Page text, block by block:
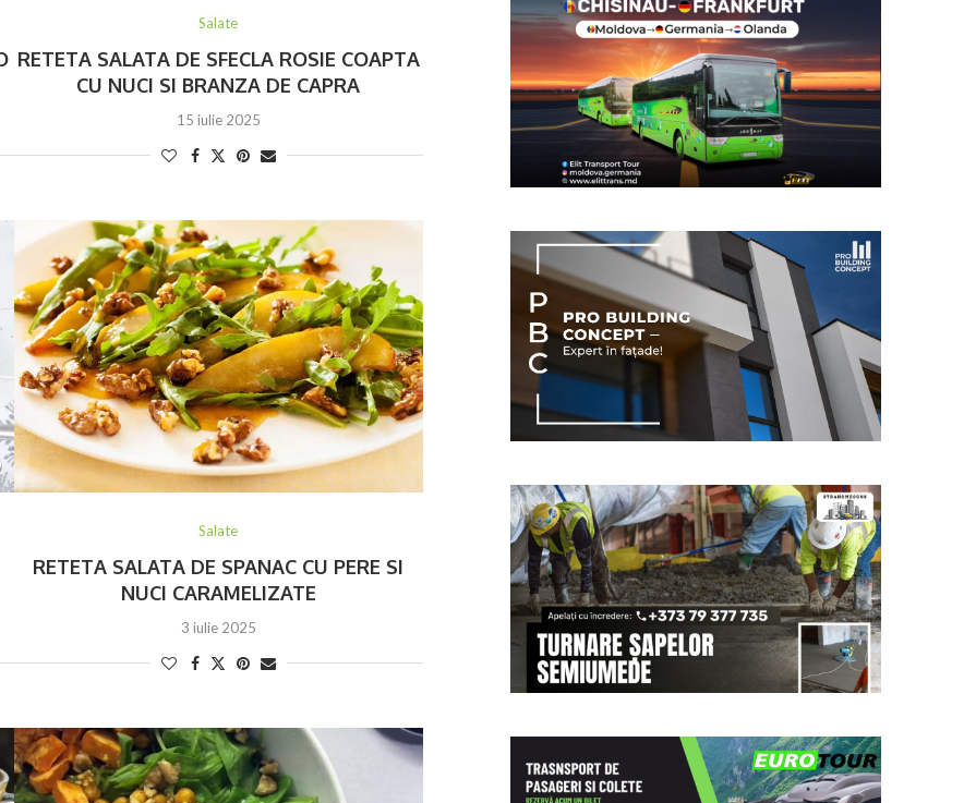
Salate
RETETA SALATA DE SFECLA ROSIE COAPTA
CU NUCI SI BRANZA DE CAPRA
15 iulie 2025
Salate
RETETA SALATA DE SPANAC CU PERE SI
NUCI CARAMELIZATE
3 iulie 2025